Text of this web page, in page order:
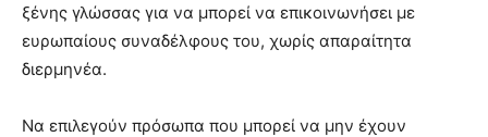
ξένης γλώσσας για να μπορεί να επικοινωνήσει με
ευρωπαίους συναδέλφους του, χωρίς απαραίτητα
διερμηνέα.
Να επιλεγούν πρόσωπα που μπορεί να μην έχουν